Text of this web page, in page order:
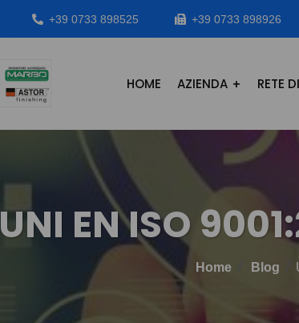
+39 0733 898525 +39 0733 898926
HOME AZIENDA RETE
UNI EN ISO
Home Blog